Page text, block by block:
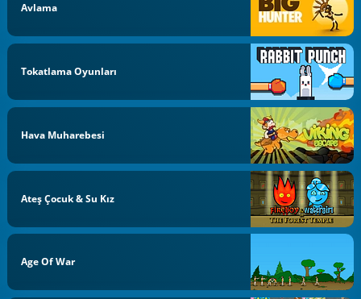
Avlama
Tokatlama Oyunları
Hava Muharebesi
Ateş Çocuk & Su Kız
Age Of War